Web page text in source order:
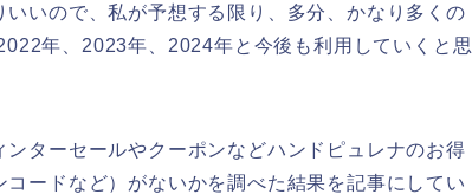
いので、私が予想する限り、多分、かなり多くの
年、2023年、2024年と今後も利用していくと思
ターセールやクーポンなどハンドピュレナのお得
ードなど）がないかを調べた結果を記事にしてい